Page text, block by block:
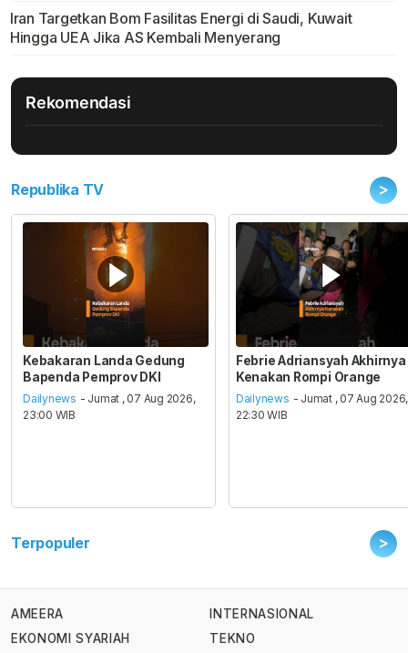
Iran Targetkan Bom Fasilitas Energi di Saudi, Kuwait
Hingga UEA Jika AS Kembali Menyerang
Rekomendasi
Republika TV >
Kebakaran Landa Gedung
Bapenda Pemprov DKI
Dailynews - Jumat , 07 Aug 2026,
23:00 WIB
Febrie Adriansyah Akhirnya
Kenakan Rompi Orange
Dailynews - Jumat , 07 Aug 2026,
22:30 WIB
Terpopuler >
AMEERA
EKONOMI SYARIAH
INTERNASIONAL
TEKNO